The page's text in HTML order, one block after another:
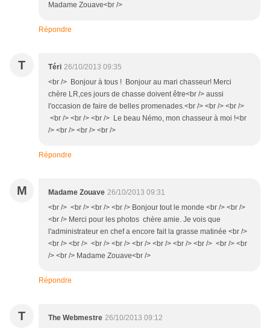
Madame Zouave<br />
Répondre
T Téri 26/10/2013 09:35
<br /> Bonjour à tous ! Bonjour au mari chasseur! Merci
chère LR,ces jours de chasse doivent être<br /> aussi
l'occasion de faire de belles promenades.<br /> <br /> <br />
<br /> <br /> <br /> Le beau Némo, mon chasseur à moi !<br
/> <br /> <br /> <br />
Répondre
M Madame Zouave 26/10/2013 09:31
<br /> <br /> <br /> <br /> Bonjour tout le monde <br /> <br />
<br /> Merci pour les photos chère amie. Je vois que
l'administrateur en chef a encore fait la grasse matinée <br />
<br /> <br /> <br /> <br /> <br /> <br /> <br /> <br /> <br /> <br
/> <br /> Madame Zouave<br />
Répondre
T The Webmestre 26/10/2013 09:12